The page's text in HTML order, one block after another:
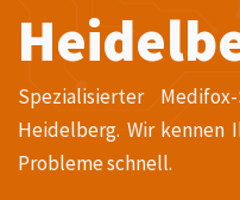
Spezialisierter
Heidelberg. Wir kennen
Probleme schnell.